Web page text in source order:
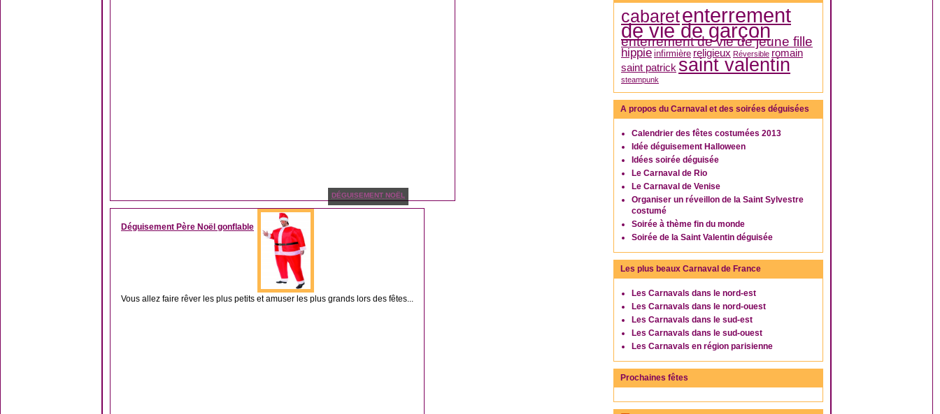
DÉGUISEMENT NOËL
Déguisement Père Noël gonflable
Vous allez faire rêver les plus petits et amuser les plus grands lors des fêtes...
cabaretenterrement
de vie de garçon
enterrement de vie de jeune fille
hippie infirmière religieux Réversible romain
saint patrick saint valentin
steampunk
A propos du Carnaval et des soirées déguisées
Calendrier des fêtes costumées 2013
Idée déguisement Halloween
Idées soirée déguisée
Le Carnaval de Rio
Le Carnaval de Venise
Organiser un réveillon de la Saint Sylvestre
costumé
Soirée à thème fin du monde
Soirée de la Saint Valentin déguisée
Les plus beaux Carnaval de France
Les Carnavals dans le nord-est
Les Carnavals dans le nord-ouest
Les Carnavals dans le sud-est
Les Carnavals dans le sud-ouest
Les Carnavals en région parisienne
Prochaines fêtes